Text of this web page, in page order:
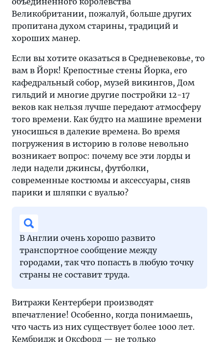
Великобритании, пожалуй, больше других
пропитана духом старины, традиций и
хороших манер.
Если вы хотите оказаться в Средневековье, то
вам в Йорк! Крепостные стены Йорка, его
кафедральный собор, музей викингов, Дом
гильдий и многие другие постройки 12-17
веков как нельзя лучше передают атмосферу
того времени. Как будто на машине времени
уносишься в далекие времена. Во время
погружения в историю в голове невольно
возникает вопрос: почему все эти лорды и
леди надели джинсы, футболки,
современные костюмы и аксессуары, сняв
парики и шляпки с вуалью?
В Англии очень хорошо развито
транспортное сообщение между
городами, так что попасть в любую точку
страны не составит труда.
Витражи Кентербери производят
впечатление! Особенно, когда понимаешь,
что часть из них существует более 1000 лет.
Кембридж и Оксфорд — не только